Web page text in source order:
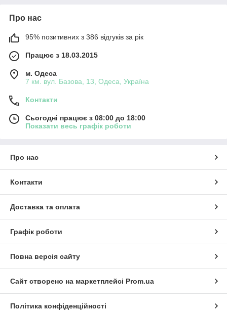
Про нас
95% позитивних з 386 відгуків за рік
Працює з 18.03.2015
м. Одеса
7 км. вул. Базова, 13, Одеса, Україна
Контакти
Сьогодні працює з 08:00 до 18:00
Показати весь графік роботи
Про нас
Контакти
Доставка та оплата
Графік роботи
Повна версія сайту
Сайт створено на маркетплейсі Prom.ua
Політика конфіденційності